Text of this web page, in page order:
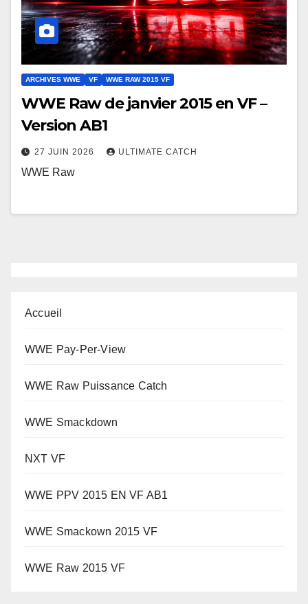
ARCHIVES WWE VF WWE RAW 2015 VF
WWE Raw de janvier 2015 en VF –
Version AB1
27 JUIN 2026 ULTIMATE CATCH
WWE Raw
Accueil
WWE Pay-Per-View
WWE Raw Puissance Catch
WWE Smackdown
NXT VF
WWE PPV 2015 EN VF AB1
WWE Smackown 2015 VF
WWE Raw 2015 VF